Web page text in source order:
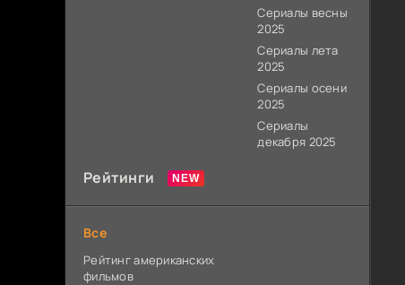
Сериалы весны
2025
Сериалы лета
2025
Сериалы осени
2025
Сериалы
декабря 2025
Рейтинги
Все
Рейтинг американских
фильмов